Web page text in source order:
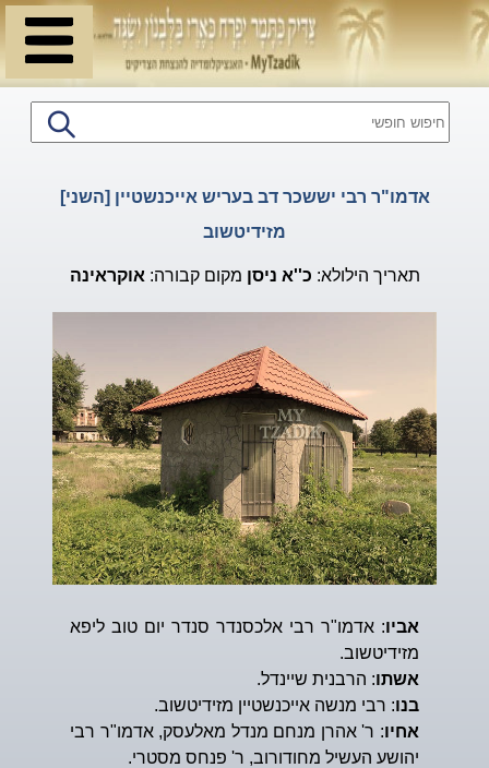
אדמו"ר רבי יששכר דב בעריש אייכנשטיין [השני]
מזידיטשוב
תאריך הילולא: כ''א ניסן מקום קבורה: אוקראינה
אביו: אדמו"ר רבי אלכסנדר סנדר יום טוב ליפא
מזידיטשוב.
אשתו: הרבנית שיינדל.
בנו: רבי מנשה אייכנשטיין מזידיטשוב.
אחיו: ר' אהרן מנחם מנדל מאלעסק, אדמו"ר רבי
יהושע העשיל מחודורוב, ר' פנחס מסטרי.